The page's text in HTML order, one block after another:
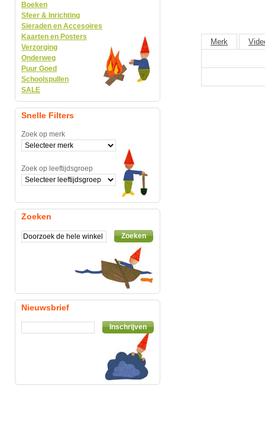
Merk
Boeken
Sfeer & Inrichting
Sieraden en Accesoires
Kaarten en Posters
Verzorging
Onderweg
Puur Goed
Schoolspullen
SALE
Snelle Filters
Zoek op merk
Zoek op leeftijdsgroep
Zoeken
Zoeken
Nieuwsbrief
Inschrijven